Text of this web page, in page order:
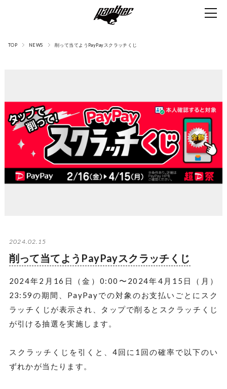
TOP NEWS 削って当てようPayPayスクラッチくじ
2024.02.15
削って当てようPayPayスクラッチくじ
2024年2月16日（金）0:00〜2024年4月15日（月）
23:59の期間、PayPayでの対象のお支払いごとにスク
ラッチくじが表示され、タップで削るとスクラッチくじ
が引ける抽選を実施します。
スクラッチくじを引くと、4回に1回の確率で以下のい
ずれかが当たります。